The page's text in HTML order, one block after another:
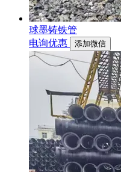
球墨铸铁管
电询优惠
添加微信